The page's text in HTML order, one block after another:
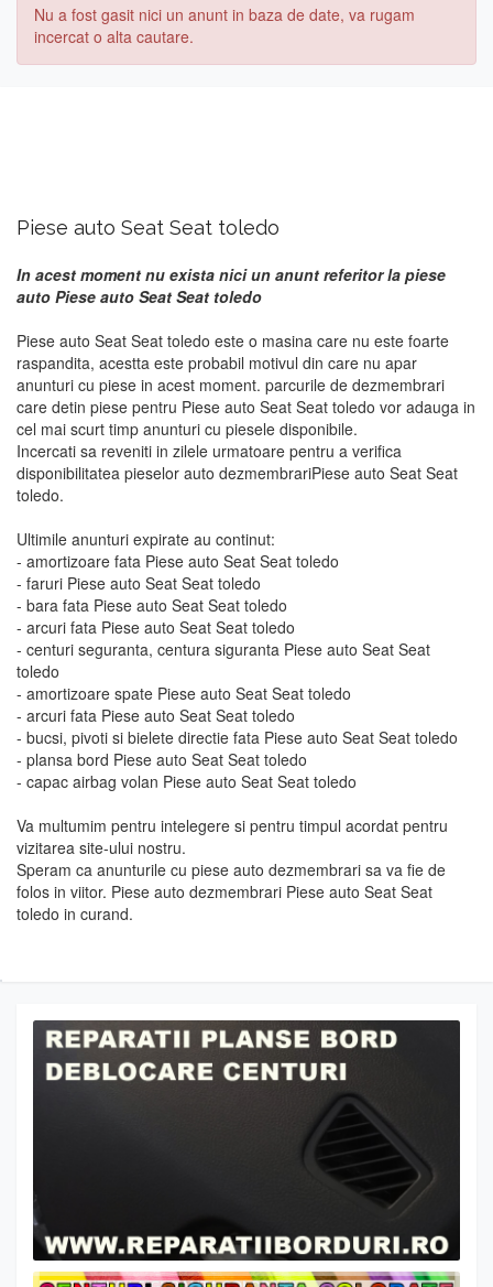
Nu a fost gasit nici un anunt in baza de date, va rugam
incercat o alta cautare.
Piese auto Seat Seat toledo
In acest moment nu exista nici un anunt referitor la piese
auto Piese auto Seat Seat toledo
Piese auto Seat Seat toledo este o masina care nu este foarte
raspandita, acestta este probabil motivul din care nu apar
anunturi cu piese in acest moment. parcurile de dezmembrari
care detin piese pentru Piese auto Seat Seat toledo vor adauga in
cel mai scurt timp anunturi cu piesele disponibile.
Incercati sa reveniti in zilele urmatoare pentru a verifica
disponibilitatea pieselor auto dezmembrariPiese auto Seat Seat
toledo.
Ultimile anunturi expirate au continut:
- amortizoare fata Piese auto Seat Seat toledo
- faruri Piese auto Seat Seat toledo
- bara fata Piese auto Seat Seat toledo
- arcuri fata Piese auto Seat Seat toledo
- centuri seguranta, centura siguranta Piese auto Seat Seat
toledo
- amortizoare spate Piese auto Seat Seat toledo
- arcuri fata Piese auto Seat Seat toledo
- bucsi, pivoti si bielete directie fata Piese auto Seat Seat toledo
- plansa bord Piese auto Seat Seat toledo
- capac airbag volan Piese auto Seat Seat toledo
Va multumim pentru intelegere si pentru timpul acordat pentru
vizitarea site-ului nostru.
Speram ca anunturile cu piese auto dezmembrari sa va fie de
folos in viitor. Piese auto dezmembrari Piese auto Seat Seat
toledo in curand.